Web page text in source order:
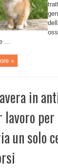
...
»
in
lavoro per
un solo